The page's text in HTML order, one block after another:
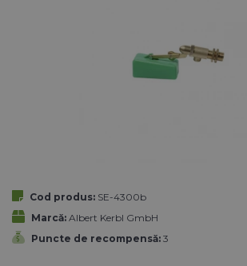
Cod produs: SE-4300b
Marcă: Albert Kerbl GmbH
Puncte de recompensă: 3